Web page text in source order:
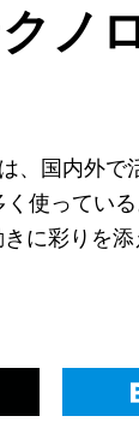
ノ
、国内外で
使ってい
に彩りを